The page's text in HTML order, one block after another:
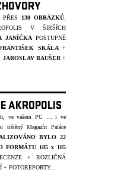
130 OBRÁZKŮ
V ŠIRŠÍCH
JANÍČKAPOSTUPNĚ
SKÁLA+
JAROSLAV RAUŠER+
AKROPOLIS
ve vašem PC … i ve
tištěný Magazín Paláce
BYLO 22
FORMÁTU 185 x 185
+ ROZLIČNÁ
FOTOREPORTY...